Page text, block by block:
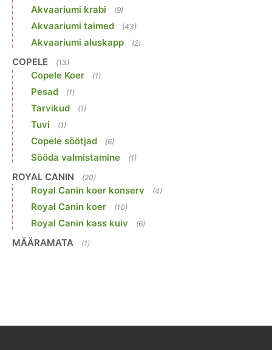
Akvaariumi krabi (9)
Akvaariumi taimed (43)
Akvaariumi aluskapp (2)
COPELE (13)
Copele Koer (1)
Pesad (1)
Tarvikud (1)
Tuvi (1)
Copele söötjad (6)
Sööda valmistamine (1)
ROYAL CANIN (20)
Royal Canin koer konserv (4)
Royal Canin koer (10)
Royal Canin kass kuiv (6)
MÄÄRAMATA (1)